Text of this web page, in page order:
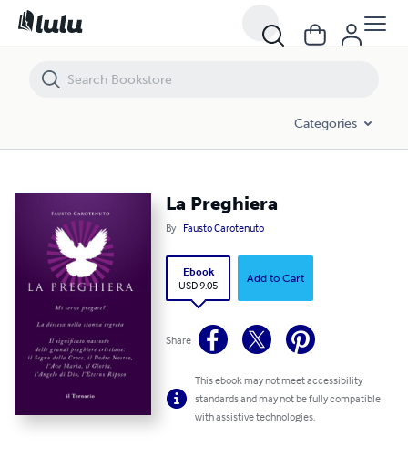
Categories
La Preghiera
By Fausto Carotenuto
Ebook
USD 9.05
Add to Cart
Share
This ebook may not meet accessibility
standards and may not be fully compatible
with assistive technologies.
La Preghiera